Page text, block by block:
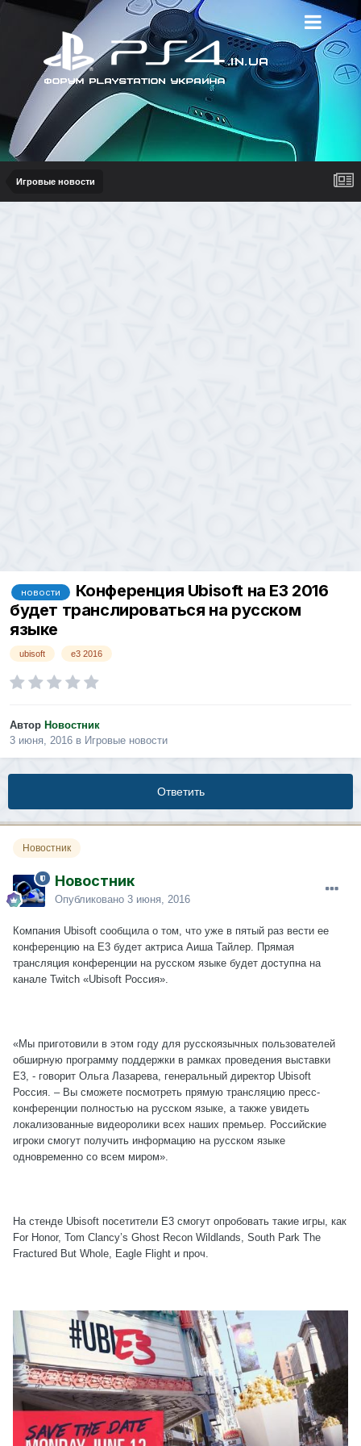
Игровые новости
новости
Конференция Ubisoft на E3 2016
будет транслироваться на русском
языке
ubisoft e3 2016
Автор Новостник
3 июня, 2016 в Игровые новости
Ответить
Новостник
Новостник
Опубликовано 3 июня, 2016
Компания Ubisoft сообщила о том, что уже в пятый раз вести ее
конференцию на Е3 будет актриса Аиша Тайлер. Прямая
трансляция конференции на русском языке будет доступна на
канале Twitch «Ubisoft Россия».
«Мы приготовили в этом году для русскоязычных пользователей
обширную программу поддержки в рамках проведения выставки
Е3, - говорит Ольга Лазарева, генеральный директор Ubisoft
Россия. – Вы сможете посмотреть прямую трансляцию пресс-
конференции полностью на русском языке, а также увидеть
локализованные видеоролики всех наших премьер. Российские
игроки смогут получить информацию на русском языке
одновременно со всем миром».
На стенде Ubisoft посетители E3 смогут опробовать такие игры, как
For Honor, Tom Clancy’s Ghost Recon Wildlands, South Park The
Fractured But Whole, Eagle Flight и проч.